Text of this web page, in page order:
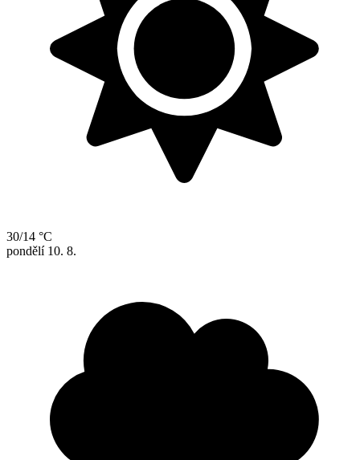
30/14 °C
pondělí 10. 8.